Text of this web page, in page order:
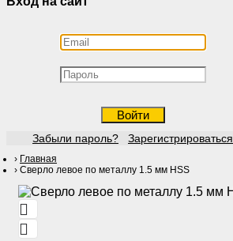
Войти
Забыли пароль? Зарегистрироваться
Главная
Сверло левое по металлу 1.5 мм HSS